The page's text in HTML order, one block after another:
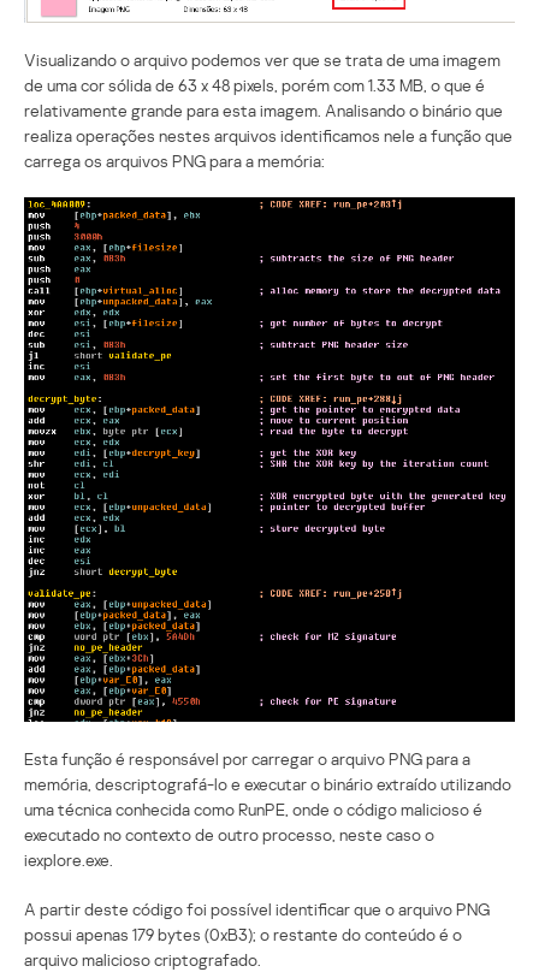
Visualizando o arquivo podemos ver que se trata de uma imagem
de uma cor sólida de 63 x 48 pixels, porém com 1.33 MB, o que é
relativamente grande para esta imagem. Analisando o binário que
realiza operações nestes arquivos identificamos nele a função que
carrega os arquivos PNG para a memória:
Esta função é responsável por carregar o arquivo PNG para a
memória, descriptografá-lo e executar o binário extraído utilizando
uma técnica conhecida como RunPE, onde o código malicioso é
executado no contexto de outro processo, neste caso o
iexplore.exe.
A partir deste código foi possível identificar que o arquivo PNG
possui apenas 179 bytes (0xB3); o restante do conteúdo é o
arquivo malicioso criptografado.